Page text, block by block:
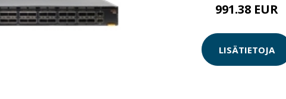
991.38 EUR
LISÄTIETOJA